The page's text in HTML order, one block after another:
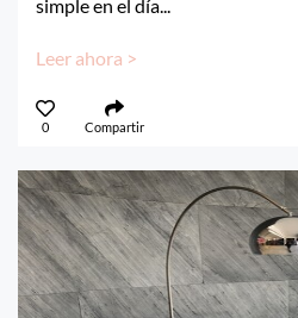
simple en el día...
Leer ahora >
0 Compartir